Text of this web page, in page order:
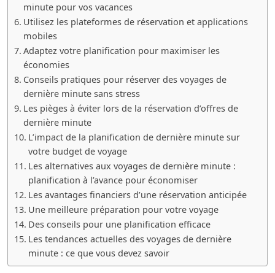
minute pour vos vacances
Utilisez les plateformes de réservation et applications
mobiles
Adaptez votre planification pour maximiser les
économies
Conseils pratiques pour réserver des voyages de
dernière minute sans stress
Les pièges à éviter lors de la réservation d’offres de
dernière minute
L’impact de la planification de dernière minute sur
votre budget de voyage
Les alternatives aux voyages de dernière minute :
planification à l’avance pour économiser
Les avantages financiers d’une réservation anticipée
Une meilleure préparation pour votre voyage
Des conseils pour une planification efficace
Les tendances actuelles des voyages de dernière
minute : ce que vous devez savoir